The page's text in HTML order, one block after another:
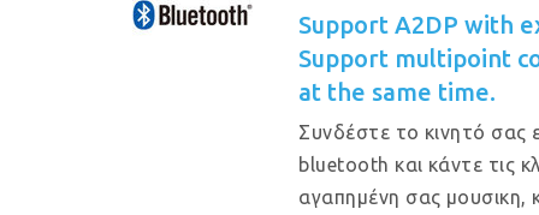
Support A2DP with
Support multipoint
at the same time.
Συνδέστε το κινητό σας
bluetooth και κάντε τις
αγαπημένη σας